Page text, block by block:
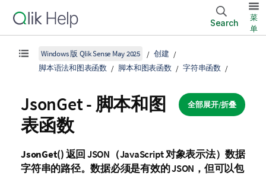
Search
菜
单
Windows 版 Qlik Sense May 2025
创建
脚本语法和图表函数
脚本和图表函数 字符串函数
全部展开/折叠
JsonGet - 脚本和图
表函数
JsonGet()返回 JSON（JavaScript 对象表示法）数据
字符串的路径。数据必须是有效的 JSON，但可以包